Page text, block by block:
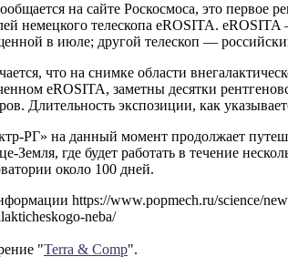
на сайте Роскосмоса, это первое
немецкого телескопа eROSITA.
в июле; другой телескоп —
что на снимке области
eROSITA, заметны десятки
Длительность экспозиции, как
РГ» на данный момент продолжает
Земля, где будет работать в течение
около 100 дней.
https://www.popmech.ru/science/
neba/
"Terra & Comp".